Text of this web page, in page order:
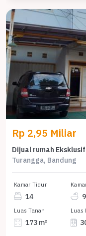
Rp 2,95 Miliar
Dijual rumah
Turangga, Bandung
Kamar Tidur
14 9
Luas Tanah
173 m²
Luas